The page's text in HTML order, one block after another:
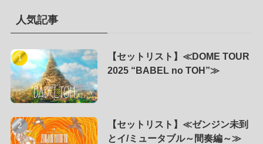
人気記事
【セットリスト】≪DOME TOUR
2025 “BABEL no TOH”≫
【セットリスト】≪ゼンジン未到
とイ/ミュータブル～間奏編～≫